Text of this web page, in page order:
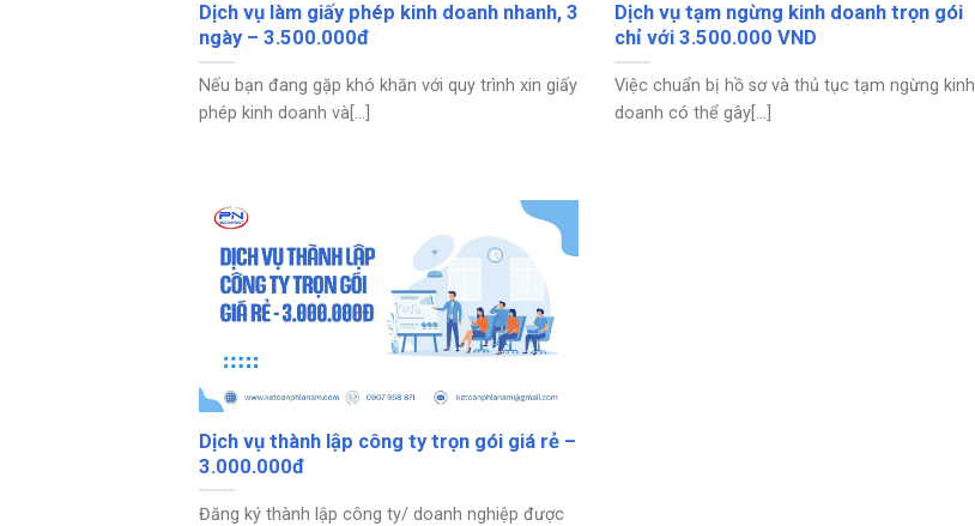
Dịch vụ làm giấy phép kinh doanh nhanh, 3
ngày – 3.500.000đ
Nếu bạn đang gặp khó khăn với quy trình xin giấy
phép kinh doanh và[...]
Dịch vụ tạm ngừng kinh doanh trọn gói
chỉ với 3.500.000 VND
Việc chuẩn bị hồ sơ và thủ tục tạm ngừng kinh
doanh có thể gây[...]
Dịch vụ thành lập công ty trọn gói giá rẻ –
3.000.000đ
Đăng ký thành lập công ty/ doanh nghiệp được